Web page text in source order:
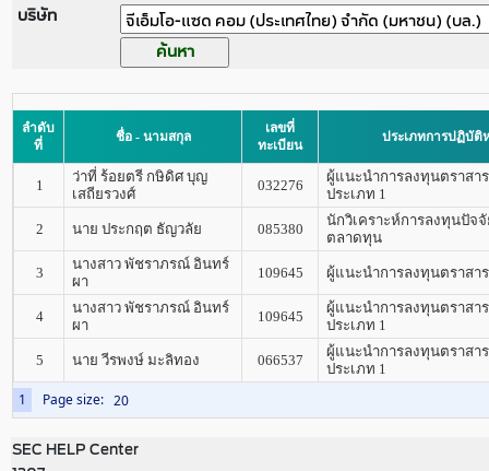
บริษัท
ลำดับ
ที่
ชื่อ - นามสกุล
เลขที่
ทะเบียน
ประเภทการปฏิบัติ
1 Page size:
1
ว่าที่ ร้อยตรี กษิดิศ บุญ
เสถียรวงศ์
032276
ผู้แนะนำการลงทุนตราสา
ประเภท 1
2 นาย ประกฤต ธัญวลัย 085380
นักวิเคราะห์การลงทุนปัจ
ตลาดทุน
3
นางสาว พัชราภรณ์ อินทร์
ผา
109645 ผู้แนะนำการลงทุนตราสา
4
นางสาว พัชราภรณ์ อินทร์
ผา
109645
ผู้แนะนำการลงทุนตราสา
ประเภท 1
5 นาย วีรพงษ์ มะลิทอง 066537
ผู้แนะนำการลงทุนตราสา
ประเภท 1
SEC HELP Center